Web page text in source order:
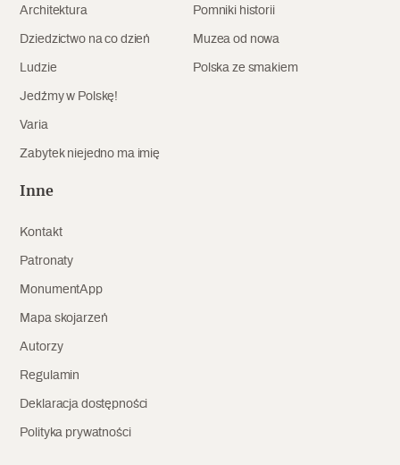
Niewykonalne? Nie dla Wawelu
Archeologia
Popularne
Architektura
Dziedzictwo na co dzień
Ludzie
Jedźmy w Polskę!
Varia
Zabytek niejedno ma imię
Pomniki historii
Muzea od nowa
Polska ze smakiem
Inne
Kontakt
Patronaty
MonumentApp
Mapa skojarzeń
Autorzy
Regulamin
Deklaracja dostępności
Polityka prywatności